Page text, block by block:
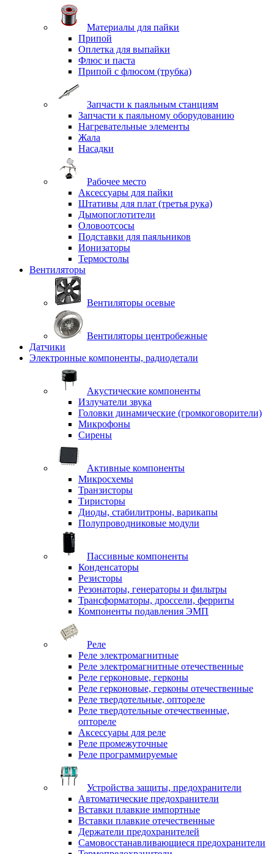
Материалы для пайки
Припой
Оплетка для выпайки
Флюс и паста
Припой с флюсом (трубка)
Запчасти к паяльным станциям
Запчасти к паяльному оборудованию
Нагревательные элементы
Жала
Насадки
Рабочее место
Аксессуары для пайки
Штативы для плат (третья рука)
Дымопоглотители
Оловоотсосы
Подставки для паяльников
Ионизаторы
Термостолы
Вентиляторы
Вентиляторы осевые
Вентиляторы центробежные
Датчики
Электронные компоненты, радиодетали
Акустические компоненты
Излучатели звука
Головки динамические (громкоговорители)
Микрофоны
Сирены
Активные компоненты
Микросхемы
Транзисторы
Тиристоры
Диоды, стабилитроны, варикапы
Полупроводниковые модули
Пассивные компоненты
Конденсаторы
Резисторы
Резонаторы, генераторы и фильтры
Трансформаторы, дроссели, ферриты
Компоненты подавления ЭМП
Реле
Реле электромагнитные
Реле электромагнитные отечественные
Реле герконовые, герконы
Реле герконовые, герконы отечественные
Реле твердотельные, оптореле
Реле твердотельные отечественные,
оптореле
Аксессуары для реле
Реле промежуточные
Реле программируемые
Устройства защиты, предохранители
Автоматические предохранители
Вставки плавкие импортные
Вставки плавкие отечественные
Держатели предохранителей
Самовосстанавливающиеся предохранители